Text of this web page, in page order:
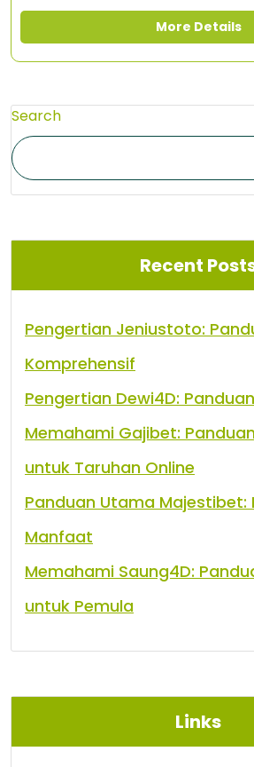
More Details
Search
Recent
Pengertian Jeniustoto:
Komprehensif
Pengertian Dewi4D:
Memahami Gajibet:
untuk Taruhan Online
Panduan Utama Majestibet:
Manfaat
Memahami Saung4D:
untuk Pemula
Links